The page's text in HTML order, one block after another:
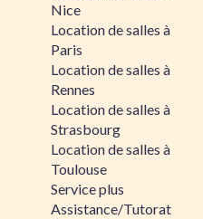
Nice
Location de salles à
Paris
Location de salles à
Rennes
Location de salles à
Strasbourg
Location de salles à
Toulouse
Service plus
Assistance/Tutorat